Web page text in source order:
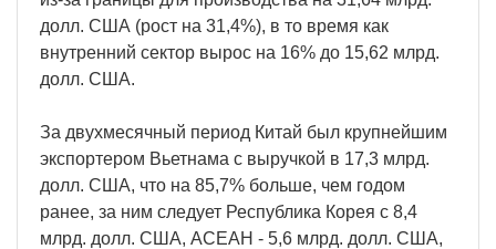
долл. США (рост на 31,4%), в то время как
внутренний сектор вырос на 16% до 15,62 млрд.
долл. США.
За двухмесячный период Китай был крупнейшим
экспортером Вьетнама с выручкой в 17,3 млрд.
долл. США, что на 85,7% больше, чем годом
ранее, за ним следует Республика Корея с 8,4
млрд. долл. США, АСЕАН - 5,6 млрд. долл. США,